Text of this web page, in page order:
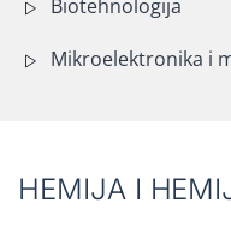
Biotehnologija
Mikroelektronika i
HEMIJA I